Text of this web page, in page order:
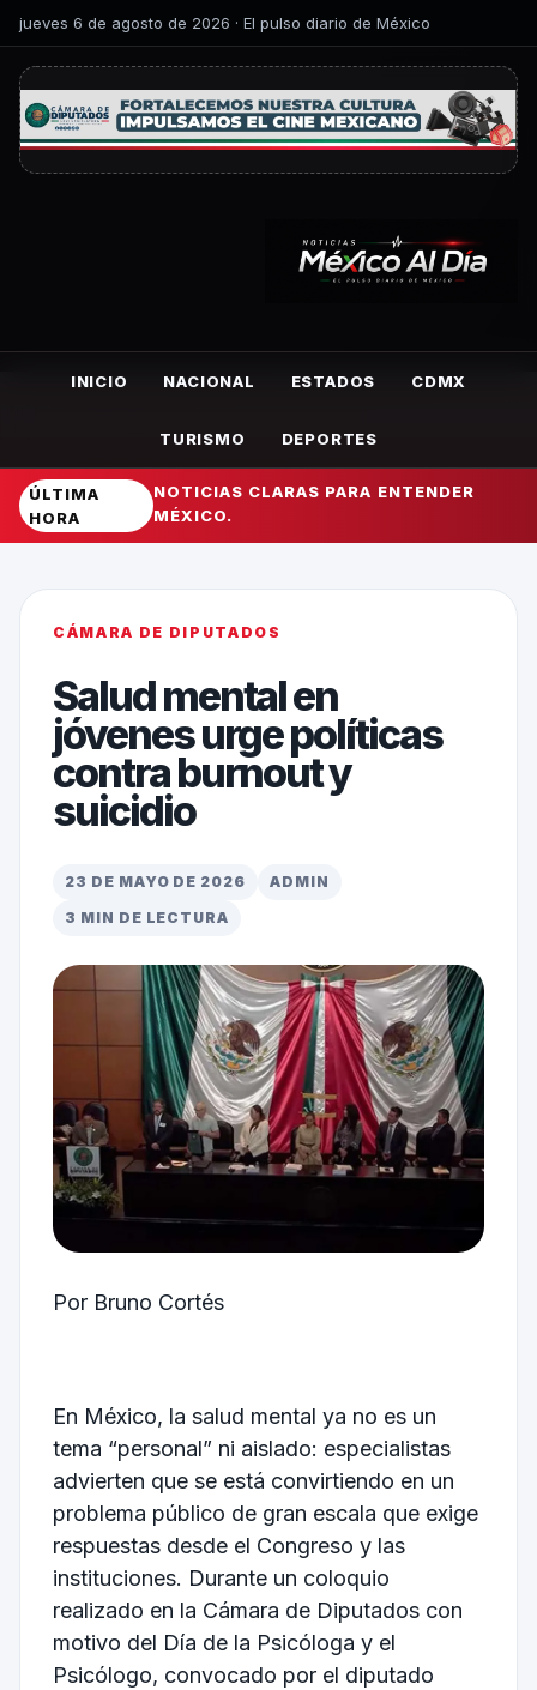
jueves 6 de agosto de 2026 · El pulso diario de México
INICIO NACIONAL ESTADOS CDMX
TURISMO DEPORTES
ÚLTIMA
HORA
NOTICIAS CLARAS PARA ENTENDER
MÉXICO.
CÁMARA DE DIPUTADOS
Salud mental en
jóvenes urge políticas
contra burnout y
suicidio
23 DE MAYO DE 2026
ADMIN
3 MIN DE LECTURA
Por Bruno Cortés
En México, la salud mental ya no es un
tema “personal” ni aislado: especialistas
advierten que se está convirtiendo en un
problema público de gran escala que exige
respuestas desde el Congreso y las
instituciones. Durante un coloquio
realizado en la Cámara de Diputados con
motivo del Día de la Psicóloga y el
Psicólogo, convocado por el diputado